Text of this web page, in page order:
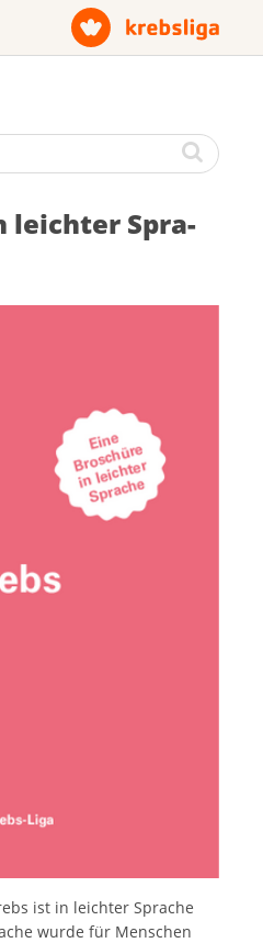
/ Infomaterial
Webseite
leich­ter Spra­
ist in leichter Sprache
wurde für Menschen